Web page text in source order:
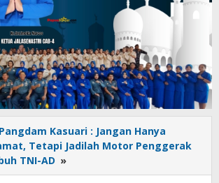
Pangdam Kasuari : Jangan Hanya
Tetapi Jadilah Motor Penggerak
TNI-AD »